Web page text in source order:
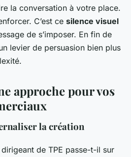
la conversation à votre place.
C’est ce silence visuel
de s’imposer. En fin de
levier de persuasion bien plus
approche pour vos
la création
dirigeant de TPE passe-t-il sur